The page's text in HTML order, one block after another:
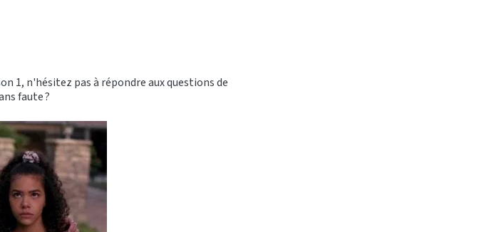
1, n'hésitez pas à répondre aux questions de
faute ?